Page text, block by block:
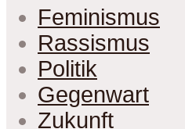
Feminismus
Rassismus
Politik
Gegenwart
Zukunft